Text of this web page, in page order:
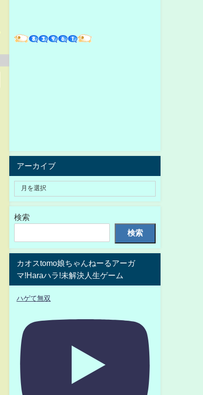
アーカイブ
検索
検索
カオスtomo娘ちゃんねーるアーガ
マ!Haraハラ!未解決人生ゲーム
ハゲて無双